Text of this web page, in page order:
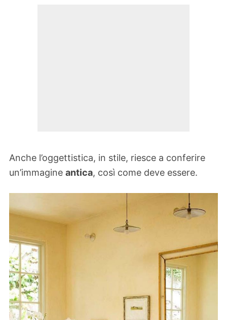
Anche l’oggettistica, in stile, riesce a conferire
un’immagine antica, così come deve essere.